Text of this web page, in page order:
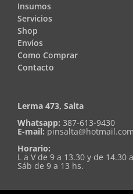
Insumos
Servicios
Shop
Envíos
Como Comprar
Contacto
Lerma 473, Salta
Whatsapp: 387-613-9430
E-mail: pinsalta@hotmail.com
Horario:
L a V de 9 a 13.30 y de 14.30
Sáb de 9 a 13 hs.